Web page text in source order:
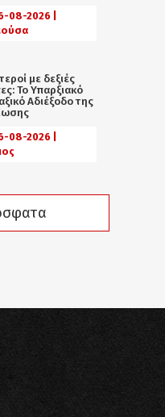
08-2026 |
με δεξιές
Το Υπαρξιακό
Αδιέξοδο της
08-2026 |